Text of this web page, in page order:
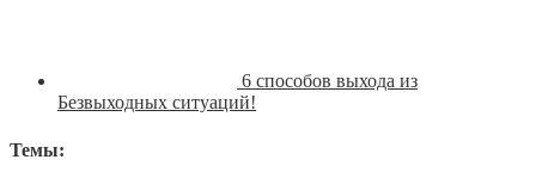
6 способов выхода из
Безвыходных ситуаций!
Темы: